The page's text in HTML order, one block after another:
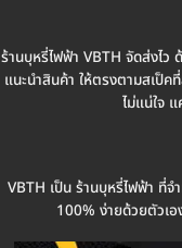
ร้านบุหรี่ไฟฟ้า VBTH จัดส่งไ
แนะนำสินค้า ให้ตรงตามสเป็
ไม่แน่ใจ
VBTH เป็น ร้านบุหรี่ไฟฟ้า ที่
100% ง่ายด้วยตัวเ